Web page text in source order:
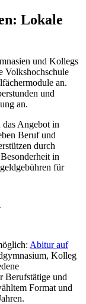
Lokale
und Kollegs
Volkshochschule
an.
und
an.
Angebot in
Beruf und
durch
in
für
Abitur auf
Kolleg
Berufstätige und
Format und